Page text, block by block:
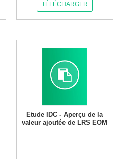
TÉLÉCHARGER
Etude IDC - Aperçu de la
valeur ajoutée de LRS EOM